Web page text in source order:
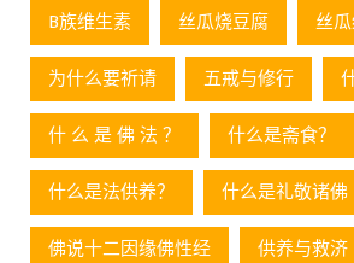
B族维生素 丝瓜烧豆腐 丝
为什么要祈请 五戒与修行
什 么 是 佛 法 ？ 什么是斋食？
什么是法供养？ 什么是礼敬诸佛
佛说十二因缘佛性经 供养与救济